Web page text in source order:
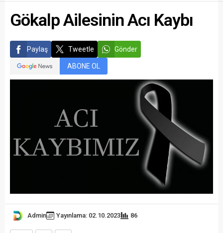
Gökalp Ailesinin Acı Kaybı
Paylaş Tweetle Gönder
ABONE OL
Admin Yayınlama: 02.10.2023 86